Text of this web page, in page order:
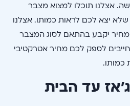
אצלנו תוכלו למצוא מצבר
יצא לכם לראות כמותו. אצלנו
מ-340 ₪, המחיר יקבע בהתאם לסוג המצבר
לספק לכם מחיר אטרקטיבי
כמותו.
עד הבית